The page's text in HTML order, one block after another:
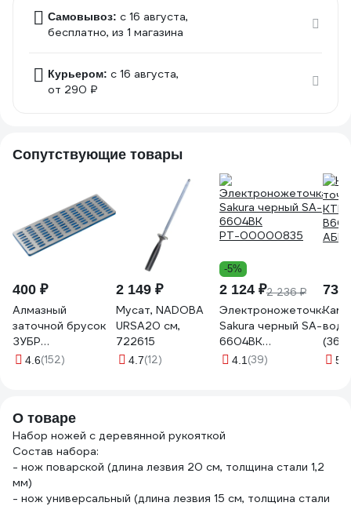
Самовывоз: c 16 августа,
бесплатно, из 1 магазина
Курьером: c 16 августа,
от 290 ₽
Сопутствующие товары
400 ₽
Алмазный
заточной брусок
ЗУБР
Профессионал
35715-03_z01
4.6(152)
2 149 ₽
Мусат, NADOBA
URSA20 см,
722615
4.7(12)
-5%
2 124 ₽2 236 ₽
Электроножеточка
Sakura черный SA-
6604BK
РТ-00000835
4.1 (39)
732
5
О товаре
Набор ножей с деревянной рукояткой
Состав набора:
- нож поварской (длина лезвия 20 см, толщина стали 1,2
мм)
- нож универсальный (длина лезвия 15 см, толщина стали